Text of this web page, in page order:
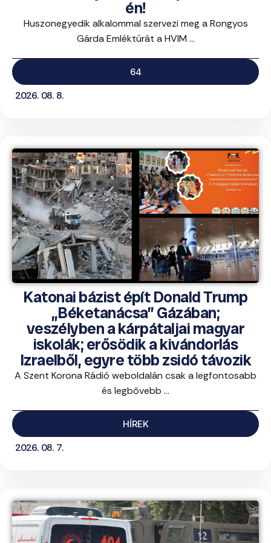
én!
Huszonegyedik alkalommal szervezi meg a Rongyos
Gárda Emléktúrát a HVIM ...
64
2026. 08. 8.
Katonai bázist épít Donald Trump
„Béketanácsa” Gázában;
veszélyben a kárpátaljai magyar
iskolák; erősödik a kivándorlás
Izraelből, egyre több zsidó távozik
A Szent Korona Rádió weboldalán csak a legfontosabb
és legbővebb ...
HÍREK
2026. 08. 7.